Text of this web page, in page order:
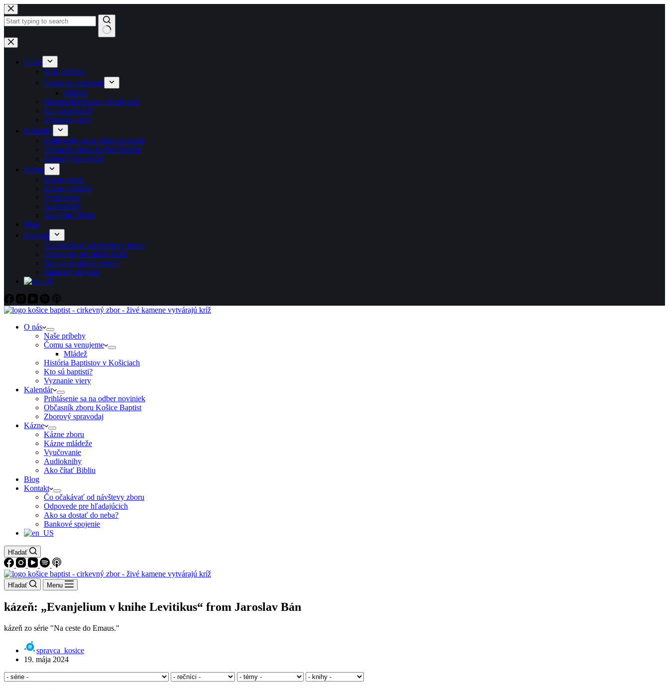
Skip to content
No results
O nás
Naše príbehy
Čomu sa venujeme
Mládež
História Baptistov v Košiciach
Kto sú baptisti?
Vyznanie viery
Kalendár
Prihlásenie sa na odber noviniek
Občasník zboru Košice Baptist
Zborový spravodaj
Kázne
Kázne zboru
Kázne mládeže
Vyučovanie
Audioknihy
Ako čítať Bibliu
Blog
Kontakt
Čo očakávať od návštevy zboru
Odpovede pre hľadajúcich
Ako sa dostať do neba?
Bankové spojenie
O nás
Naše príbehy
Čomu sa venujeme
Mládež
História Baptistov v Košiciach
Kto sú baptisti?
Vyznanie viery
Kalendár
Prihlásenie sa na odber noviniek
Občasník zboru Košice Baptist
Zborový spravodaj
Kázne
Kázne zboru
Kázne mládeže
Vyučovanie
Audioknihy
Ako čítať Bibliu
Blog
Kontakt
Čo očakávať od návštevy zboru
Odpovede pre hľadajúcich
Ako sa dostať do neba?
Bankové spojenie
Hľadať
Hľadať Menu
kázeň: „Evanjelium v knihe Levitikus“ from Jaroslav Bán
kázeň zo série "Na ceste do Emaus."
spravca_kosice
19. mája 2024